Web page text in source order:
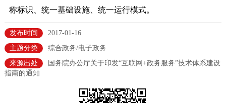
政务公开
市领导
政策兑现 政策解读 回应关切
专题公开
称标识、统一基础设施、统一运行模式。
发布时间
2017-01-16
主题分类
综合政务/电子政务
来源出处
国务院办公厅关于印发“互联网+政务服务”技术体系建设
指南的通知